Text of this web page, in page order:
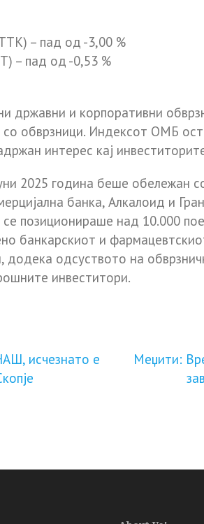
– пад од -3,00 %
– пад од -0,53 %
државни и корпоративни
обврзници. Индексот ОМБ
интерес кај
2025 година беше обележан
банка, Алкалоид и
позиционираше над 10.000
банкарскиот и
додека одсуството на
инвеститори.
исчезнато е
Меџити: